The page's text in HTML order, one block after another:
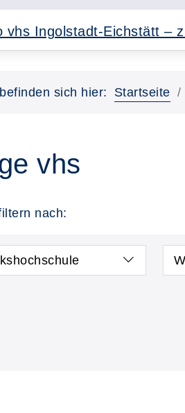
sich hier: Startseite
vhs
nach: